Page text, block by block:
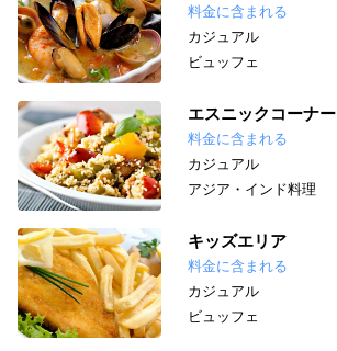
料金に含まれる
カジュアル
ビュッフェ
エスニックコーナー
料金に含まれる
カジュアル
アジア・インド料理
キッズエリア
料金に含まれる
カジュアル
ビュッフェ